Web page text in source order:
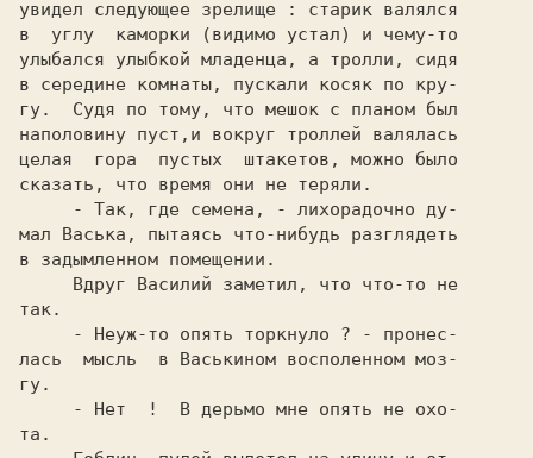
увидел следующее зрелище : старик валялся
в  углу  каморки (видимо устал) и чему-то
улыбался улыбкой младенца, а тролли, сидя
в середине комнаты, пускали косяк по кру-
гу.  Судя по тому, что мешок с планом был
наполовину пуст,и вокруг троллей валялась
целая  гора  пустых  штакетов, можно было
сказать, что время они не теряли.
мал Васька, пытаясь что-нибудь разглядеть
в задымленном помещении.
так.
лась  мысль  в Васькином восполенном моз-
гу.
та.